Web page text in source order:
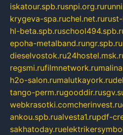
iskatour.spb.rusnpi.org.ru
krygeva-spa.ruchel.net.ru
hl-beta.spb.ru
epoha-metalband.rungr.spb.ru
dieselvostok.ru
regsmi.rufilmnetwork.ru
h2o-salon.rumalutkayork.ru
tango-perm.rugooddir.ru
webkrasotki.comcherinvest.ru
ankou.spb.rualvesta1.rupdf-
sakhatoday.ru